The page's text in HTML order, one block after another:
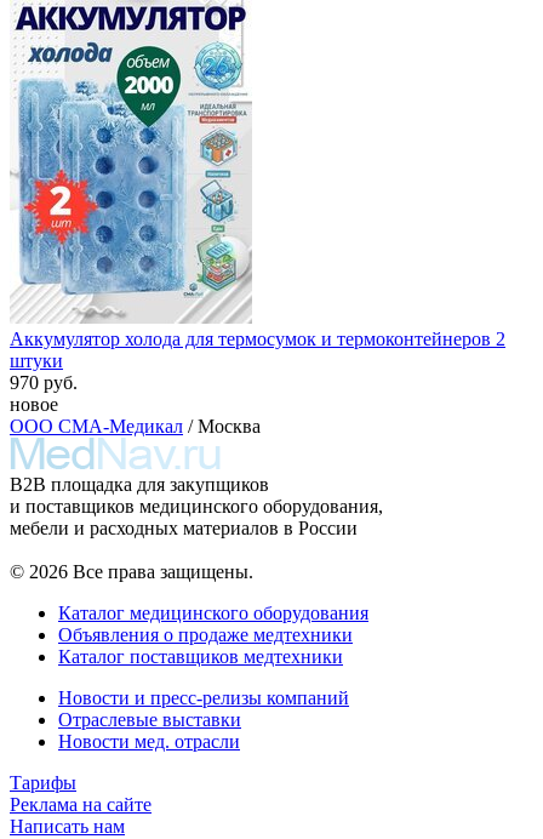
Аккумулятор холода для термосумок и термоконтейнеров 2
штуки
970 руб.
новое
ООО СМА-Медикал / Москва
B2B площадка для закупщиков
и поставщиков медицинского оборудования,
мебели и расходных материалов в России
© 2026 Все права защищены.
Каталог медицинского оборудования
Объявления о продаже медтехники
Каталог поставщиков медтехники
Новости и пресс-релизы компаний
Отраслевые выставки
Новости мед. отрасли
Тарифы
Реклама на сайте
Написать нам